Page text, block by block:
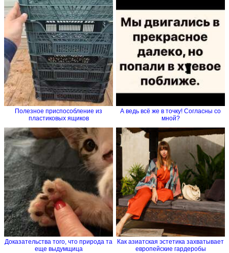
Полезное приспособление из
пластиковых ящиков
А ведь всё же в точку! Согласны со
мной?
Доказательства того, что природа та
еще выдумщица
Как азиатская эстетика захватывает
европейские гардеробы